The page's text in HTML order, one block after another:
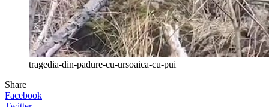
tragedia-din-padure-cu-ursoaica-cu-pui
Share
Facebook